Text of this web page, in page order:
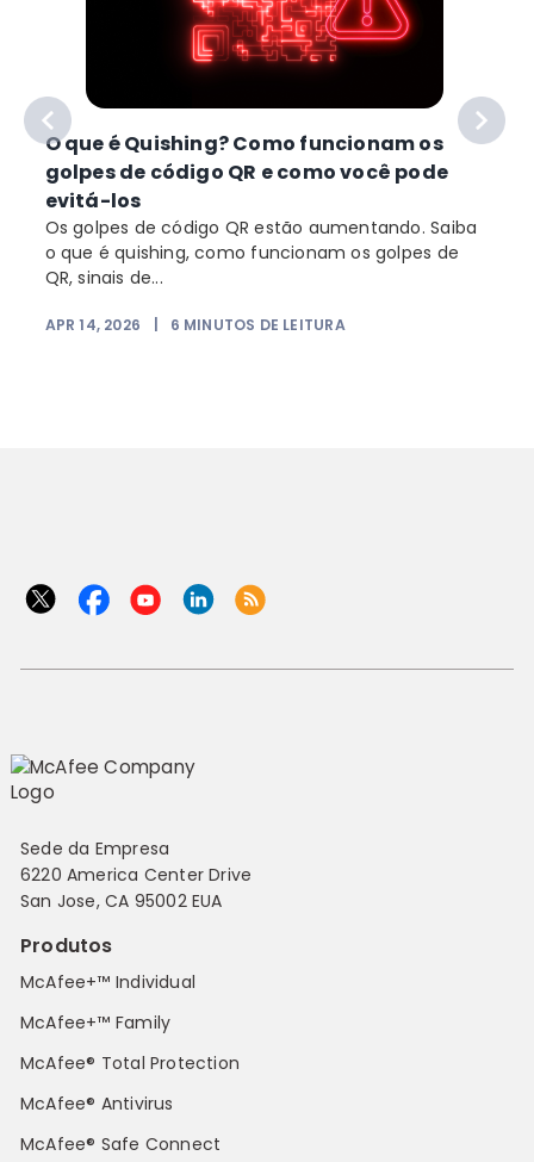
O que é Quishing? Como funcionam os
golpes de código QR e como você pode
evitá-los
Os golpes de código QR estão aumentando. Saiba
o que é quishing, como funcionam os golpes de
QR, sinais de...
APR 14, 2026 6 MINUTOS DE LEITURA
Sede da Empresa
6220 America Center Drive
San Jose, CA 95002 EUA
Produtos
McAfee+™ Individual
McAfee+™ Family
McAfee® Total Protection
McAfee® Antivirus
McAfee® Safe Connect